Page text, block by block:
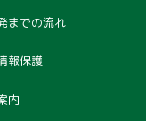
までの流れ
報保護
内